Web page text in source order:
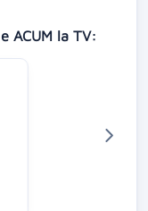
ACUM la TV: